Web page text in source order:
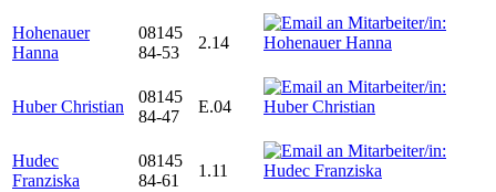
Hohenauer
Hanna
08145
84-53
2.14
Huber Christian
08145
84-47
E.04
Hudec
Franziska
08145
84-61
1.11